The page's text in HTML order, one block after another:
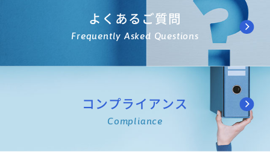
よくあるご質問
Frequently Asked Questions
コンプライアンス
Compliance